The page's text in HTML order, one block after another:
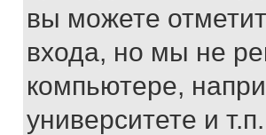
вы можете
входа, но мы не
компьютере,
университете и